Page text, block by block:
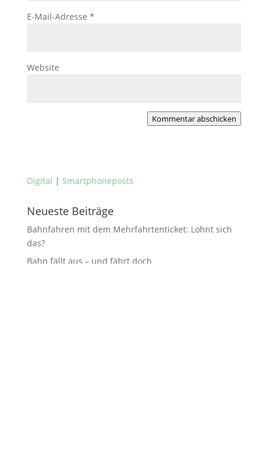
E-Mail-Adresse *
Website
Kommentar abschicken
Digital | Smartphoneposts
Neueste Beiträge
Bahnfahren mit dem Mehrfahrtenticket: Lohnt sich
das?
Bahn fällt aus – und fährt doch